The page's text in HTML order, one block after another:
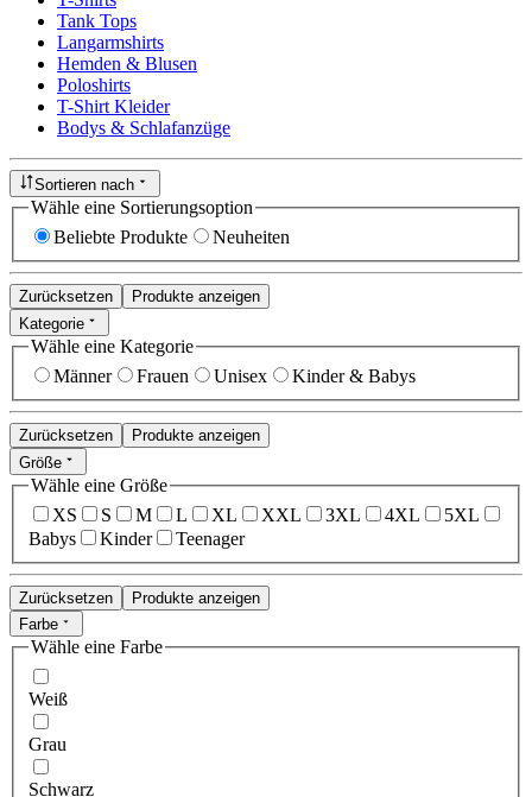
Tank Tops
Langarmshirts
Hemden & Blusen
Poloshirts
T-Shirt Kleider
Bodys & Schlafanzüge
Sortieren nach
Wähle eine Sortierungsoption
Beliebte Produkte
Neuheiten
Zurücksetzen
Produkte anzeigen
Kategorie
Wähle eine Kategorie
Männer
Frauen Unisex Kinder & Babys
Zurücksetzen
Produkte anzeigen
Größe
Wähle eine Größe
XS
S M L XL XXL 3XL 4XL
5XL
Babys
Kinder Teenager
Zurücksetzen
Produkte anzeigen
Farbe
Wähle eine Farbe
Weiß
Grau
Schwarz